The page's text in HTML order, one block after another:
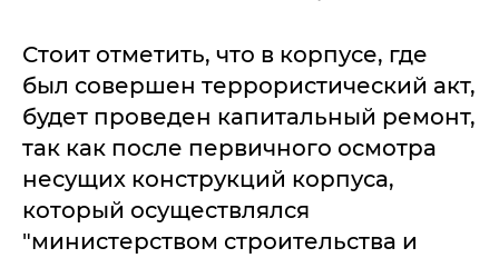
Стоит отметить, что в корпусе, где
был совершен террористический акт,
будет проведен капитальный ремонт,
так как после первичного осмотра
несущих конструкций корпуса,
который осуществлялся
"министерством строительства и